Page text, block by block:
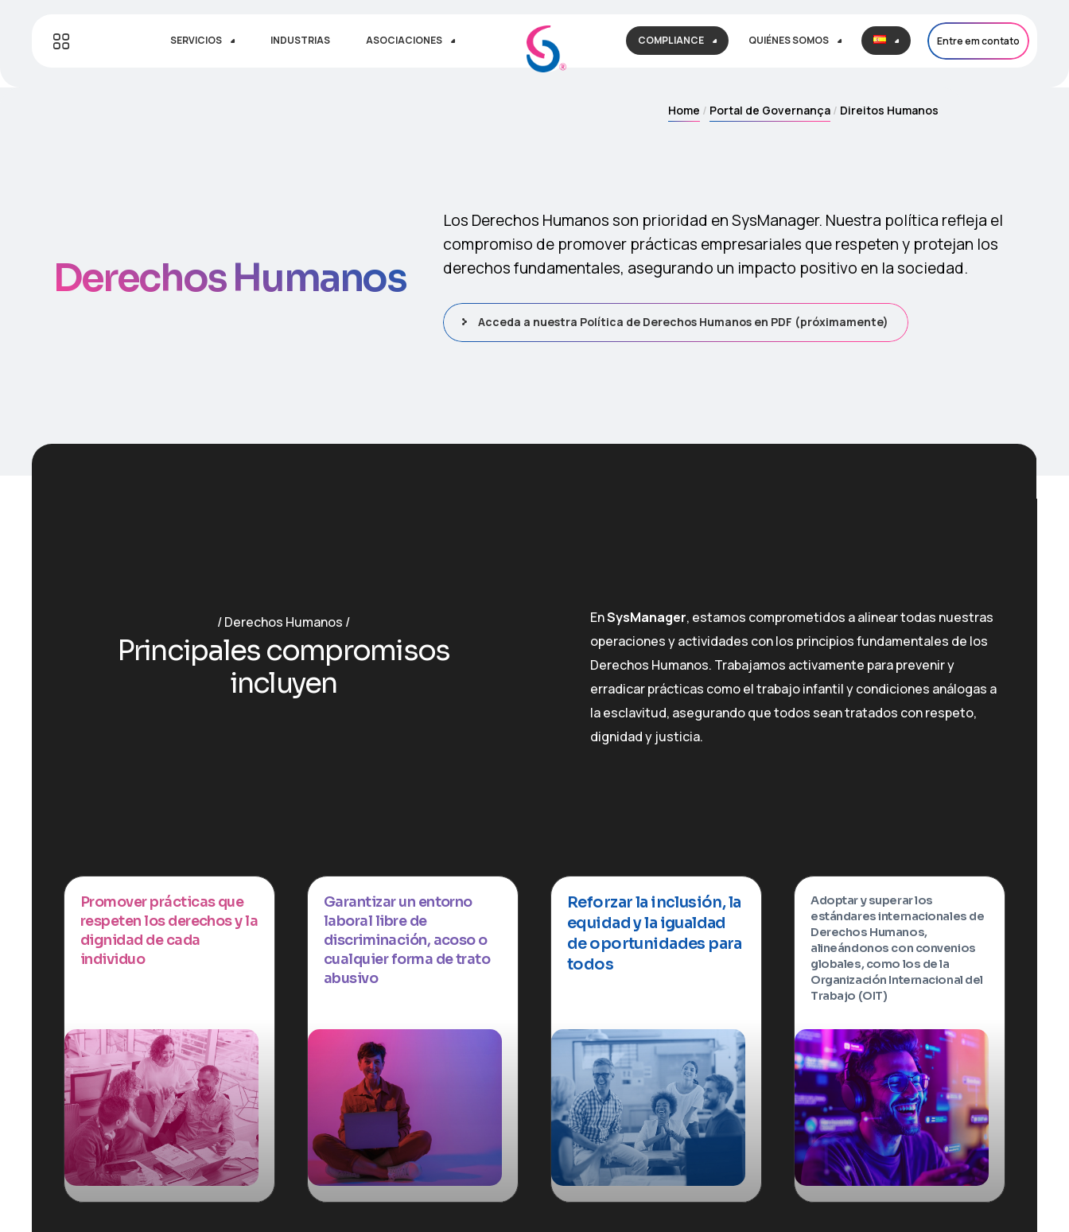
SERVICIOS INDUSTRIAS ASOCIACIONES COMPLIANCE QUIÉNES SOMOS Entre em contato
Home Portal de Governança Direitos Humanos
Derechos Humanos
Los Derechos Humanos son prioridad en SysManager. Nuestra política refleja el
compromiso de promover prácticas empresariales que respeten y protejan los
derechos fundamentales, asegurando un impacto positivo en la sociedad.
Acceda a nuestra Política de Derechos Humanos en PDF (próximamente)
Derechos Humanos
Principales compromisos
incluyen
EnSysManager, estamos comprometidos a alinear todas nuestras
operaciones y actividades con los principios fundamentales de los
Derechos Humanos. Trabajamos activamente para prevenir y
erradicar prácticas como el trabajo infantil y condiciones análogas a
la esclavitud, asegurando que todos sean tratados con respeto,
dignidad y justicia.
Promover prácticas que
respeten los derechos y la
dignidad de cada
individuo
Garantizar un entorno
laboral libre de
discriminación, acoso o
cualquier forma de trato
abusivo
Reforzar la inclusión, la
equidad y la igualdad
de oportunidades para
todos
Adoptar y superar los
estándares internacionales de
Derechos Humanos,
alineándonos con convenios
globales, como los de la
Organización Internacional del
Trabajo (OIT)